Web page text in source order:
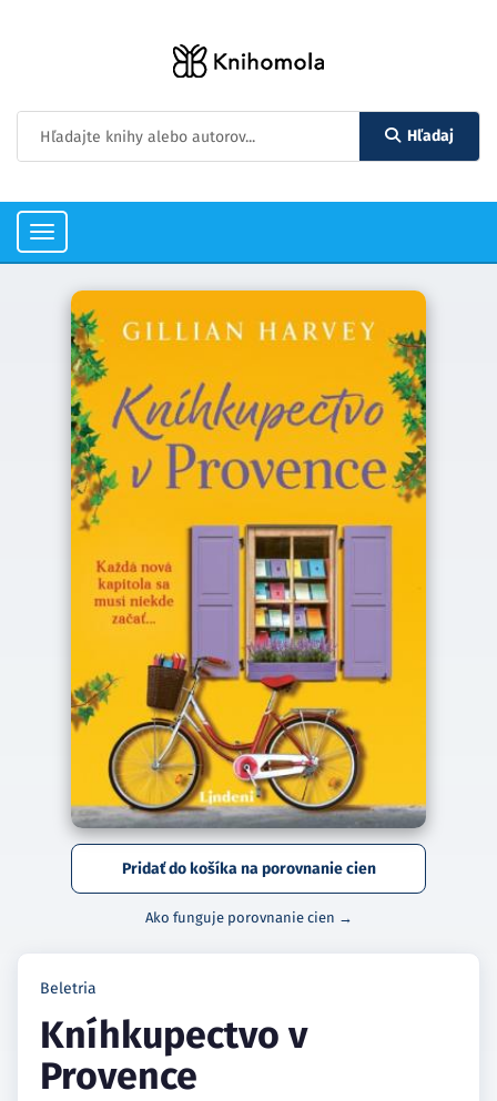
Hľadaj
Toggle
navigation
Pridať do košíka na porovnanie cien
Ako funguje porovnanie cien →
Beletria
Kníhkupectvo v
Provence